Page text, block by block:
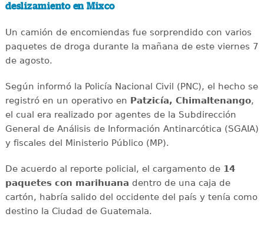
deslizamiento en Mixco
Un camión de encomiendas fue sorprendido con varios
paquetes de droga durante la mañana de este viernes 7
de agosto.
Según informó la Policía Nacional Civil (PNC), el hecho se
registró en un operativo en Patzicía, Chimaltenango,
el cual era realizado por agentes de la Subdirección
General de Análisis de Información Antinarcótica (SGAIA)
y fiscales del Ministerio Público (MP).
De acuerdo al reporte policial, el cargamento de 14
paquetes con marihuana dentro de una caja de
cartón, habría salido del occidente del país y tenía como
destino la Ciudad de Guatemala.